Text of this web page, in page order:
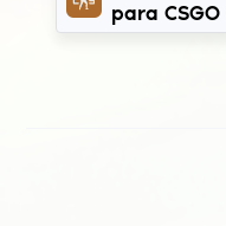
para CSGO